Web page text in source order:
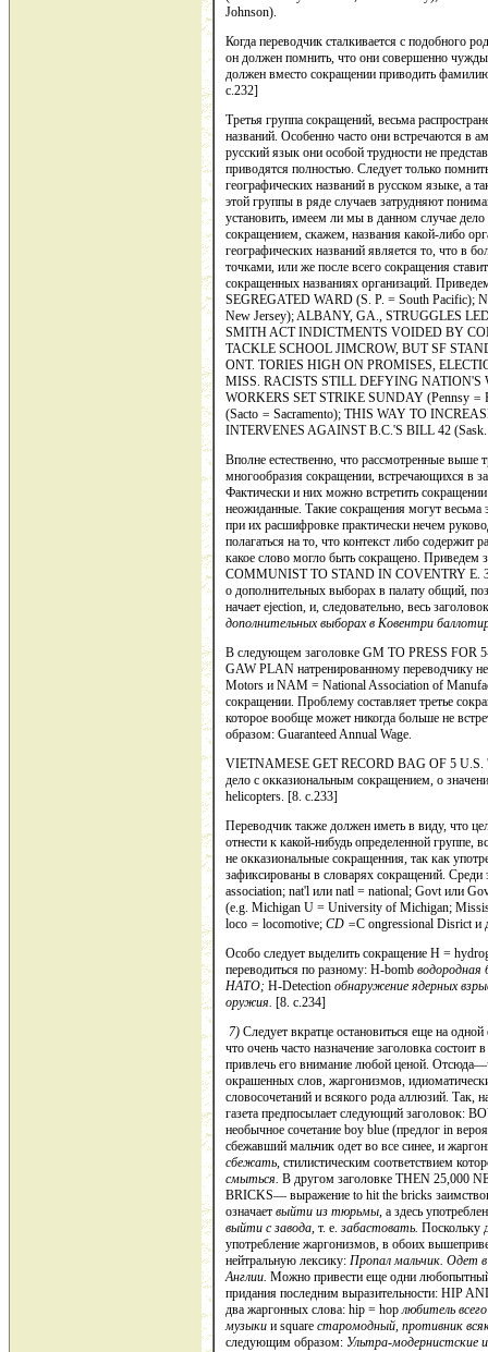
Johnson).
Когда переводчик сталкивается с подобного
он должен пом­нить, что они совершенно
должен вместо сокращении приводить
c.232]
Третья группа сокращений, весьма
названий. Осо­бенно часто они встречаются в
русский язык они особой трудности не
приводятся полностью. Следует только
географических названий в русском языке, а
этой группы в ряде случаев затрудняют
установить, имеем ли мы в данном случае
сокращением, ска­жем, названия какой-либо
географических названий является то, что в
точками, или же после всего сокращения
сокращенных назва­ниях организаций.
SEGREGATED WARD (S. P. = South
New Jersey); ALBANY, GA., STRUGGLES
SMITH ACT INDICTMENTS VOIDED BY
TACKLE SCHOOL JIMCROW, BUT SF
ONT. TORIES HIGH ON PROMISES,
MISS. RACISTS STILL DEFYING
WORKERS SET STRIKE SUNDAY (Pennsy =
(Sacto = Sacramento); THIS WAY TO
INTERVENES AGAINST B.C.'S BILL 42
Вполне естественно, что рассмотренные выше
многообразия сок­ращении, встречающихся в
Фактически и них можно встретить
неожиданные. Такие сокращения могут весьма
при их расшифровке практически нечем
полагаться на то, что кон­текст либо содержит
какое слово могло быть сокращено. Приведем
COMMUNIST TO STAND IN COVENTRY Е.
о дополнительных выборах в палату общий,
начает ejection, и, следовательно, весь
дополнительных выбо­рах в Ковентри
В следующем заголовке GM TO PRESS
GAW PLAN натренированному переводчику
Motors и NAM = National Association of
сокращении. Проблему составляет третье
которое вообще может никогда больше не
образом: Guaranteed Annual Wage.
VIETNAMESE GET RECORD BAG OF 5 U.S.
дело с окказио­нальным сокращением, о
helicopters. [8. c.233]
Переводчик также должен иметь в виду, что
отнести к ка­кой-нибудь определенной группе,
не окказиональные сокращенния, так как
зафиксированы в словарях сокращений.
association; nat'l или natl = national; Govt или
(e.g. Michigan U = Uni­versity of Michigan;
loco = locomotive; CD =C ongressional Disrict и
Ocoбo следует выделить сокращение Н =
переводиться по разному: H-bomb водородная
НАТО; H-Detection обнаружение ядерных
ору­жия. [8. c.234]
7) Следует вкратце остановиться еще на
что очень часто назначение заголовка
привлечь его внимание любой ценой.
окрашенных слов, жаргонизмов,
словосочетаний и всякого рода аллюзий. Так,
газета предпосылает следующий заголовок:
необычное сочетание boy blue (предлог in
сбежавший мальчик одет во все синее, и
сбежать, стилистическим соответствием
смыться. В другом заголовке THEN 25,000
BRICKS— выражение to hit the bricks
означает выйти из тюрьмы, а здесь
выйти с завода, т. е. забастовать. Поскольку
употребление жаргонизмов, в обоих
нейтральную лексику: Пропал мальчик. Одет
Англии. Можно привести еще одни любопытный
придания последним вы­разительности: HIP
два жаргонных слова: hip = hopлюбитель
музыки и square старомодный, противник
следующим образом: Ультра-модернистские